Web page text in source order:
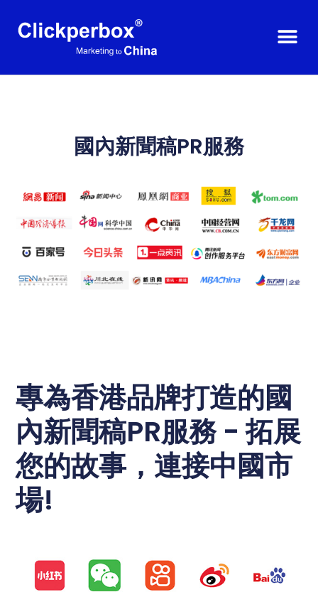
國內新聞稿PR服務
專為香港品牌打造的國
內新聞稿PR服務 - 拓展
您的故事，連接中國市
場!